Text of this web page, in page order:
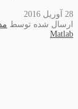
28 آوریل 2016
ارسال شده توسط
Matlab